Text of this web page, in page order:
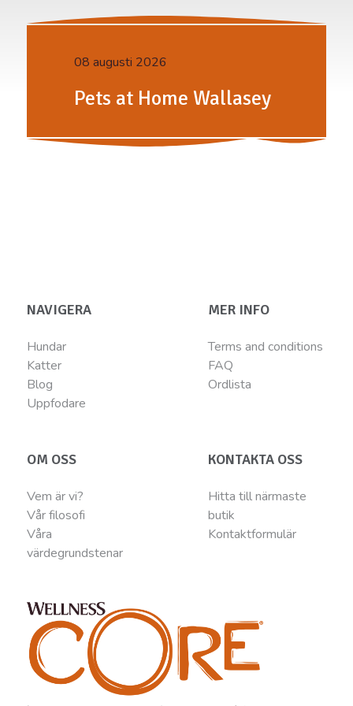
08 augusti 2026
Pets at Home Wallasey
NAVIGERA
Hundar
Katter
Blog
Uppfodare
MER INFO
Terms and conditions
FAQ
Ordlista
OM OSS
Vem är vi?
Vår filosofi
Våra
värdegrundstenar
KONTAKTA OSS
Hitta till närmaste
butik
Kontaktformulär